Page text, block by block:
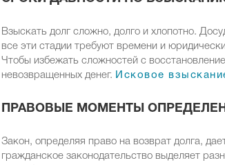
Взыскать долг сложно, долго и хлопотно.
все эти стадии требуют времени и
Чтобы избежать сложностей с
невозвращенных денег. Исковое
ПРАВОВЫЕ МОМЕНТЫ
Закон, определяя право на возврат долга,
гражданское законодательство выделяет